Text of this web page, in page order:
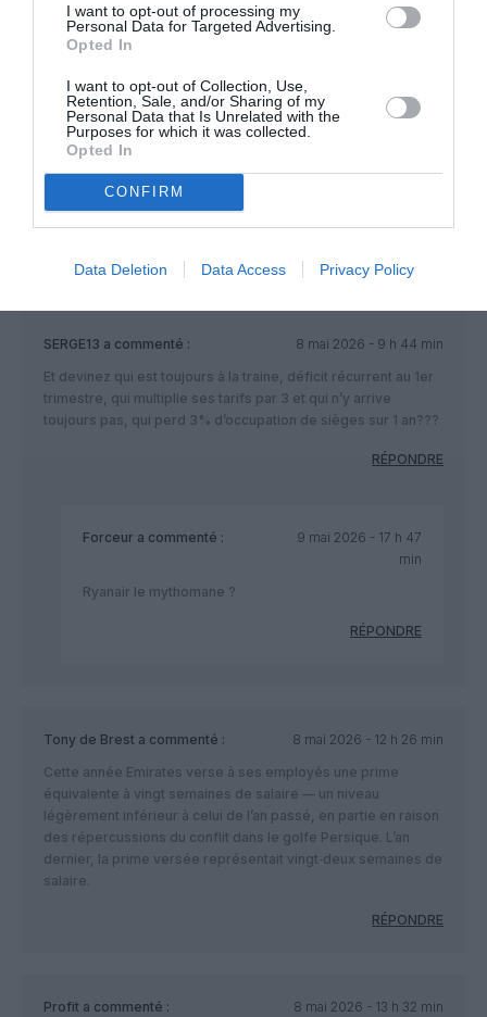
I want to opt-out of processing my
Personal Data for Targeted Advertising.
Opted In
I want to opt-out of Collection, Use,
Retention, Sale, and/or Sharing of my
Personal Data that Is Unrelated with the
Purposes for which it was collected.
Opted In
CONFIRM
Data Deletion Data Access Privacy Policy
PARTAGER L'ARTICLE
Facebook
Twitter
COMMENTAIRE(S)
SERGE13 a commenté :
8 mai 2026 - 9 h 44 min
Et devinez qui est toujours à la traine, déficit récurrent au 1er
trimestre, qui multiplie ses tarifs par 3 et qui n’y arrive
toujours pas, qui perd 3% d’occupation de sièges sur 1 an???
RÉPONDRE
Forceur a commenté :
9 mai 2026 - 17 h 47
min
Ryanair le mythomane ?
RÉPONDRE
Tony de Brest a commenté :
8 mai 2026 - 12 h 26 min
Cette année Emirates verse à ses employés une prime
équivalente à vingt semaines de salaire — un niveau
légèrement inférieur à celui de l’an passé, en partie en raison
des répercussions du conflit dans le golfe Persique. L’an
dernier, la prime versée représentait vingt‑deux semaines de
salaire.
RÉPONDRE
Profit a commenté :
8 mai 2026 - 13 h 32 min